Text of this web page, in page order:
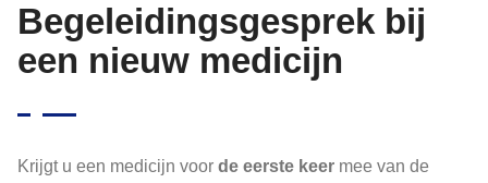
Begeleidingsgesprek bij
een nieuw medicijn
Krijgt u een medicijn voor de eerste keer mee van de